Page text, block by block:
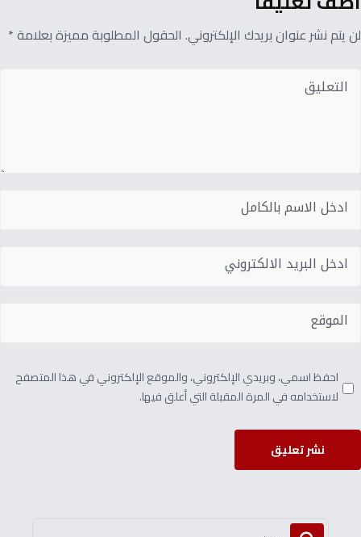
لن يتم نشر عنوان بريدك الإلكتروني. الحقول المطلوبة مميزة بعلامة *
احفظ اسمي، وبريدي الإلكتروني، والموقع الإلكتروني في هذا المتصفح
لاستخدامه في المرة المقبلة التي أعلق فيها.
نشر تعليق